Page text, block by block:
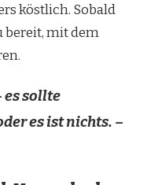
köstlich. Sobald
bereit, mit dem
es sollte
es ist nichts. –